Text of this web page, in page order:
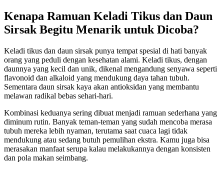
Kenapa Ramuan Keladi Tikus dan Daun
Sirsak Begitu Menarik untuk Dicoba?
Keladi tikus dan daun sirsak punya tempat spesial di hati banyak
orang yang peduli dengan kesehatan alami. Keladi tikus, dengan
daunnya yang kecil dan unik, dikenal mengandung senyawa seperti
flavonoid dan alkaloid yang mendukung daya tahan tubuh.
Sementara daun sirsak kaya akan antioksidan yang membantu
melawan radikal bebas sehari-hari.
Kombinasi keduanya sering dibuat menjadi ramuan sederhana yang
diminum rutin. Banyak teman-teman yang sudah mencoba merasa
tubuh mereka lebih nyaman, terutama saat cuaca lagi tidak
mendukung atau sedang butuh pemulihan ekstra. Kamu juga bisa
merasakan manfaat serupa kalau melakukannya dengan konsisten
dan pola makan seimbang.